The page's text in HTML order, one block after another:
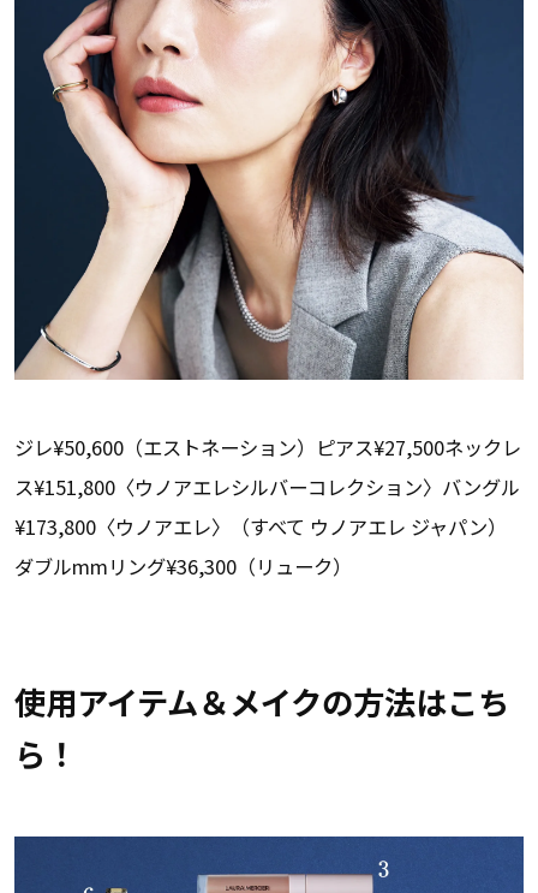
ジレ¥50,600（エストネーション）ピアス¥27,500ネックレ
ス¥151,800〈ウノアエレシルバーコレクション〉バングル
¥173,800〈ウノアエレ〉（すべて ウノアエレ ジャパン）
ダブルmmリング¥36,300（リューク）
使用アイテム＆メイクの方法はこち
ら！